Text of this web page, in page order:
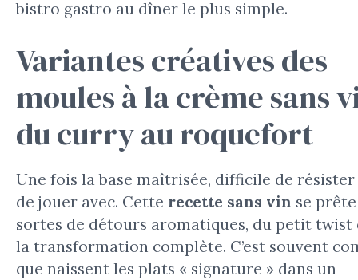
bistro gastro au dîner le plus simple.
Variantes créatives des
moules à la crème sans
du curry au roquefort
Une fois la base maîtrisée, difficile de résister
de jouer avec. Cette recette sans vin se
sortes de détours aromatiques, du petit twist
la transformation complète. C’est souvent
que naissent les plats « signature » dans un